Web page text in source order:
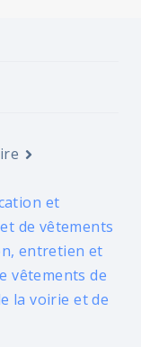
et
de vêtements
entretien et
vêtements de
la voirie et de